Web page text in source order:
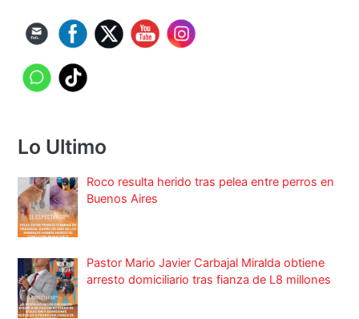
Lo Ultimo
Roco resulta herido tras pelea entre perros en
Buenos Aires
Pastor Mario Javier Carbajal Miralda obtiene
arresto domiciliario tras fianza de L8 millones